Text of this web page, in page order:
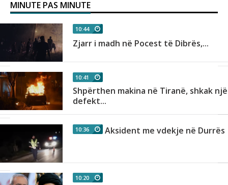
MINUTE PAS MINUTE
10:44
Zjarr i madh në Pocest të Dibrës,...
10:41
Shpërthen makina në Tiranë, shkak një
defekt...
10:36 Aksident me vdekje në Durrës
10:20